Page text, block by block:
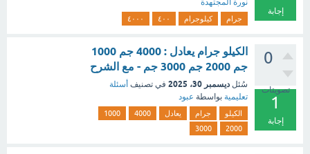
إجابة
نورة المجتهدة
جرام كيلوجرام ٤٠٠ ٤٠٠٠
0
تصويتات
1
إجابة
الكيلو جرام يعادل : 4000 جم 1000
جم 2000 جم 3000 جم - مع الشرح
سُئل ديسمبر 30، 2025 في تصنيف أسئلة
تعليمية بواسطة عبود
الكيلو جرام يعادل 4000
1000
2000
3000